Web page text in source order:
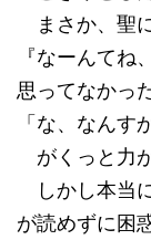
まさか、聖
『なーんてね
思ってなかっ
「な、なんす
がくっと力
しかし本当
が読めずに困